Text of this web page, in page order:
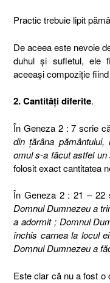
Practic trebuie lipit
De aceea este nevoie
duhul şi sufletul, ele
aceeaşi compoziţie fiind
2. Cantităţi diferite.
În Geneza 2 : 7 scrie
din ţărâna
omul s-a făcut astfel
folosit exact cantitatea
În Geneza 2 : 21 –
Domnul Dumnezeu a
a adormit ; Domnul
închis carnea la locul
Domnul Dumnezeu a
Este clar că nu a fost o